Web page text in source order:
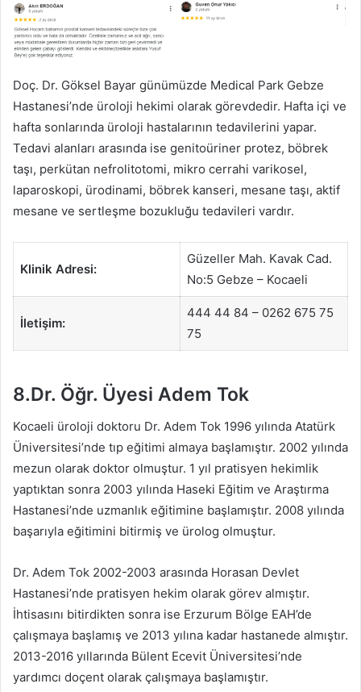
Doç. Dr. Göksel Bayar günümüzde Medical Park Gebze
Hastanesi’nde üroloji hekimi olarak görevdedir. Hafta içi ve
hafta sonlarında üroloji hastalarının tedavilerini yapar.
Tedavi alanları arasında ise genitoüriner protez, böbrek
taşı, perkütan nefrolitotomi, mikro cerrahi varikosel,
laparoskopi, ürodinami, böbrek kanseri, mesane taşı, aktif
mesane ve sertleşme bozukluğu tedavileri vardır.
Klinik Adresi:
Güzeller Mah. Kavak Cad.
No:5 Gebze – Kocaeli
İletişim:
444 44 84 – 0262 675 75
75
8.Dr. Öğr. Üyesi Adem Tok
Kocaeli üroloji doktoru Dr. Adem Tok 1996 yılında Atatürk
Üniversitesi’nde tıp eğitimi almaya başlamıştır. 2002 yılında
mezun olarak doktor olmuştur. 1 yıl pratisyen hekimlik
yaptıktan sonra 2003 yılında Haseki Eğitim ve Araştırma
Hastanesi’nde uzmanlık eğitimine başlamıştır. 2008 yılında
başarıyla eğitimini bitirmiş ve ürolog olmuştur.
Dr. Adem Tok 2002-2003 arasında Horasan Devlet
Hastanesi’nde pratisyen hekim olarak görev almıştır.
İhtisasını bitirdikten sonra ise Erzurum Bölge EAH’de
çalışmaya başlamış ve 2013 yılına kadar hastanede almıştır.
2013-2016 yıllarında Bülent Ecevit Üniversitesi’nde
yardımcı doçent olarak çalışmaya başlamıştır.